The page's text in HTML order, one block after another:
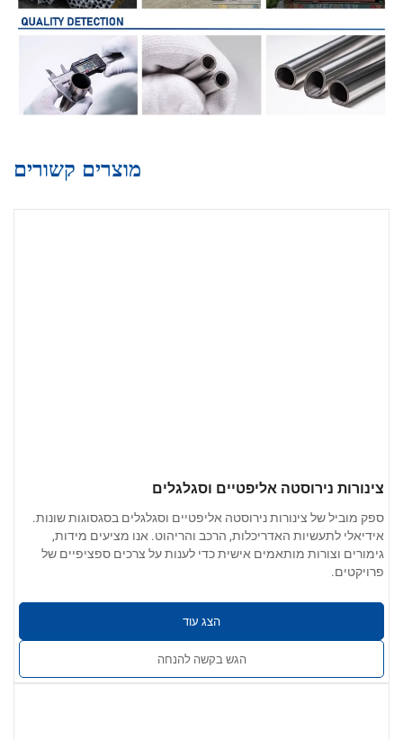
מוצרים קשורים
צינורות נירוסטה אליפטיים וסגלגלים
ספק מוביל של צינורות נירוסטה אליפטיים וסגלגלים בסגסוגות שונות.
אידיאלי לתעשיות האדריכלות, הרכב והריהוט. אנו מציעים מידות,
גימורים וצורות מותאמים אישית כדי לענות על צרכים ספציפיים של
פרויקטים.
הצג עוד
הגש בקשה להנחה